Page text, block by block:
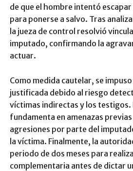
de que el hombre intentó escapar
para ponerse a salvo. Tras
la jueza de control resolvió
imputado, confirmando la
actuar.
Como medida cautelar, se
justificada debido al riesgo
víctimas indirectas y los testigos.
fundamenta en amenazas
agresiones por parte del
la víctima. Finalmente, la
periodo de dos meses para
complementaria antes de dictar